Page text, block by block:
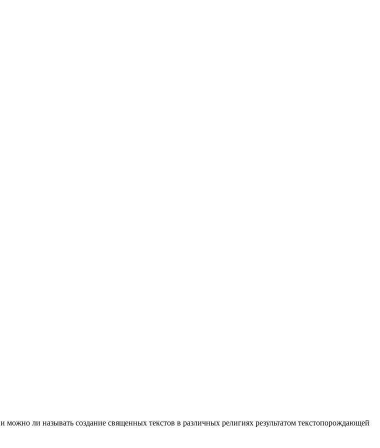
можно ли называть создание священных текстов в различных религиях результатом текстопорождающей